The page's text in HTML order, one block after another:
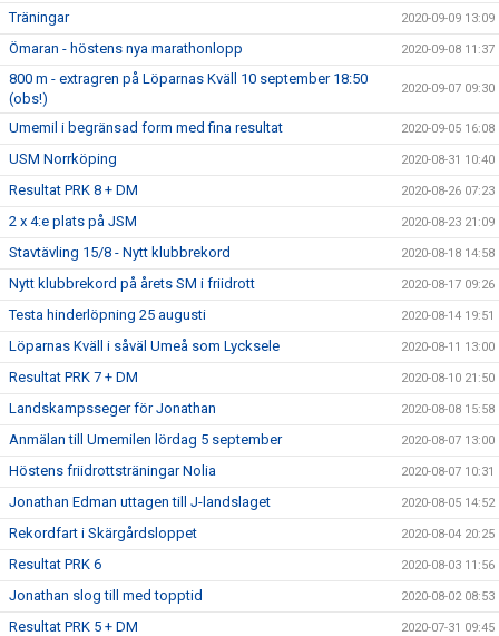
Träningar 2020-09-09 13:09
Ömaran - höstens nya marathonlopp 2020-09-08 11:37
800 m - extragren på Löparnas Kväll 10 september 18:50
(obs!)
2020-09-07 09:30
Umemil i begränsad form med fina resultat 2020-09-05 16:08
USM Norrköping 2020-08-31 10:40
Resultat PRK 8 + DM 2020-08-26 07:23
2 x 4:e plats på JSM 2020-08-23 21:09
Stavtävling 15/8 - Nytt klubbrekord 2020-08-18 14:58
Nytt klubbrekord på årets SM i friidrott 2020-08-17 09:26
Testa hinderlöpning 25 augusti 2020-08-14 19:51
Löparnas Kväll i såväl Umeå som Lycksele 2020-08-11 13:00
Resultat PRK 7 + DM 2020-08-10 21:50
Landskampsseger för Jonathan 2020-08-08 15:58
Anmälan till Umemilen lördag 5 september 2020-08-07 13:00
Höstens friidrottsträningar Nolia 2020-08-07 10:31
Jonathan Edman uttagen till J-landslaget 2020-08-05 14:52
Rekordfart i Skärgårdsloppet 2020-08-04 20:25
Resultat PRK 6 2020-08-03 11:56
Jonathan slog till med topptid 2020-08-02 08:53
Resultat PRK 5 + DM 2020-07-31 09:45